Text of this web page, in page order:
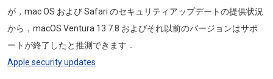
が，mac OS および Safari のセキュリティアップデートの提供状況
から， macOS Ventura 13.7.8 およびそれ以前のバージョンはサポ
ートが終了したと推測できます．
Apple security updates